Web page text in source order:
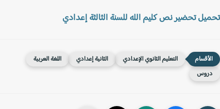
تحضير نص كليم الله للسنة الثالثة إعدادي
التعليم الثانوي الإعدادي الثانية إعدادي
اللغة العربية